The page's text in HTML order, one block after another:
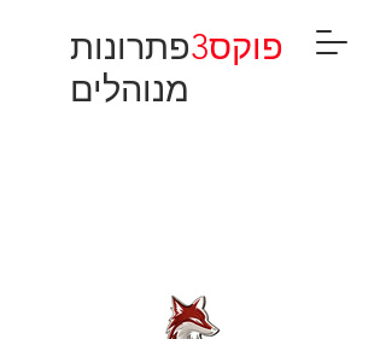
פוקס3 פתרונות
מנוהלים